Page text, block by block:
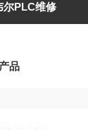
尔PLC维修
品